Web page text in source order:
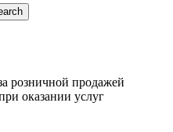
розничной продажей
оказании услуг